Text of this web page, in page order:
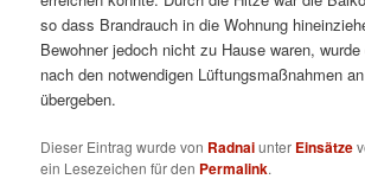
so dass Brandrauch in die Wohnung
Bewohner jedoch nicht zu Hause waren,
nach den notwendigen Lüftungsmaßnahmen
übergeben.
Dieser Eintrag wurde von Radnaiunter Einsätze
ein Lesezeichen für den Permalink.